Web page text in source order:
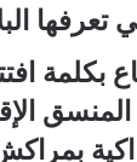
تعرفها
بكلمة
المنسق